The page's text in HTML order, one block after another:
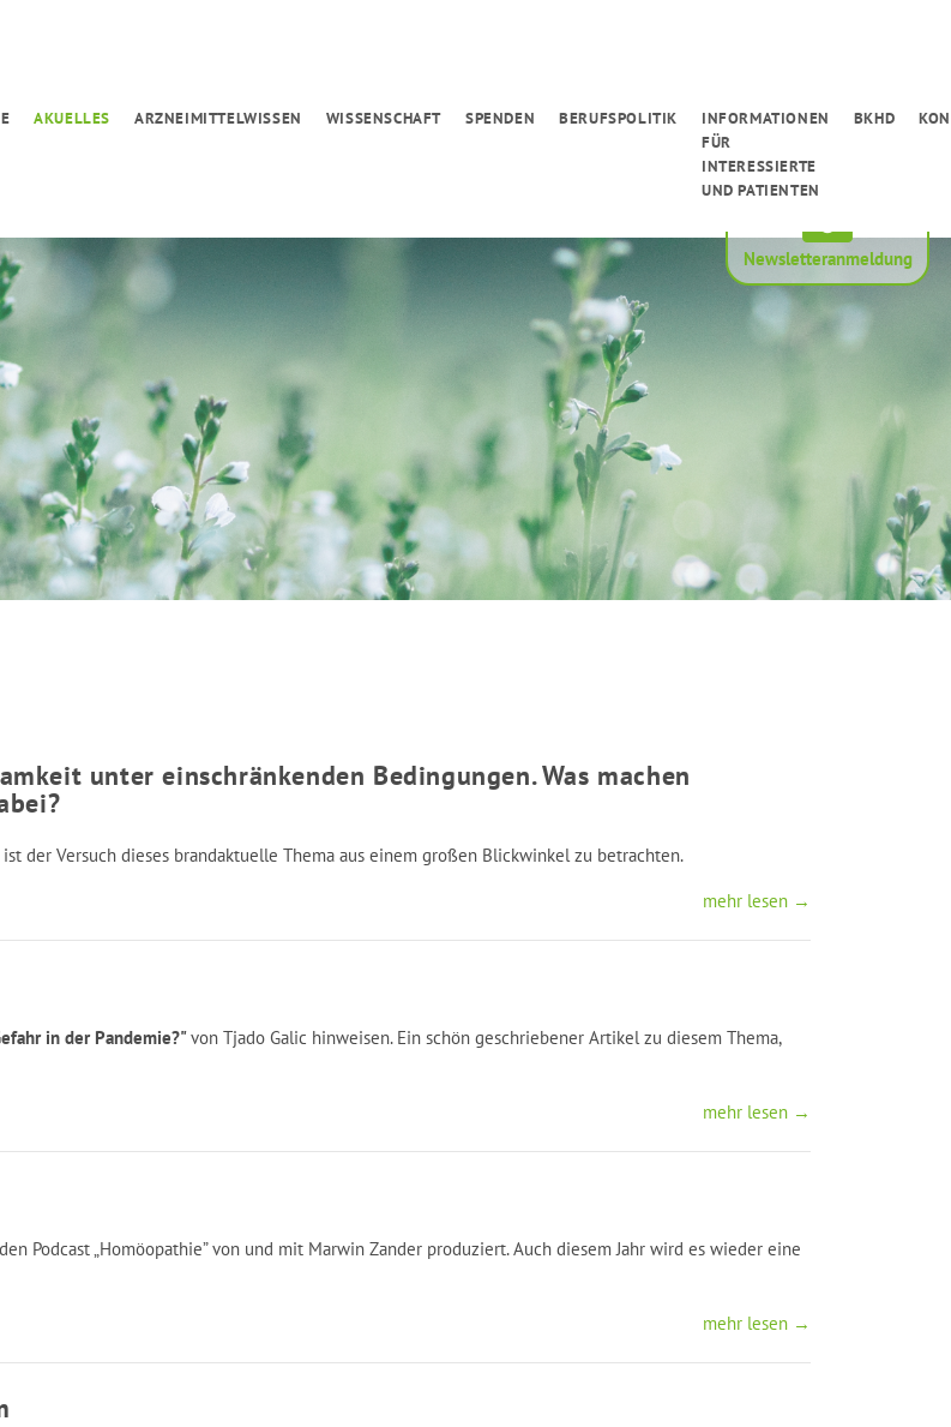
AKUELLES ARZNEIMITTELWISSEN WISSENSCHAFT SPENDEN BERUFSPOLITIK
INFORMATIONEN
FÜR
INTERESSIERTE
UND PATIENTEN
BKHD
Newsletteranmeldung
unter einschränkenden Bedingungen. Was machen
der Versuch dieses brandaktuelle Thema aus einem großen Blickwinkel zu betrachten.
mehr lesen →
in der Pandemie?"von Tjado Galic hinweisen. Ein schön geschriebener Artikel zu diesem Thema,
mehr lesen →
Podcast „Homöopathie” von und mit Marwin Zander produziert. Auch diesem Jahr wird es wieder eine
mehr lesen →